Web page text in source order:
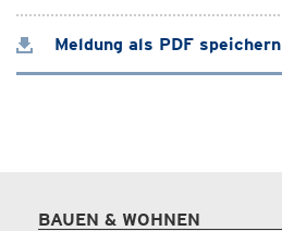
Meldung als PDF speichern
BAUEN & WOHNEN